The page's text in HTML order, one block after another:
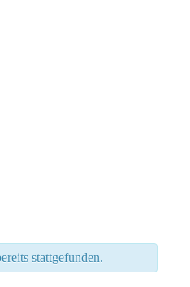
stattgefunden.